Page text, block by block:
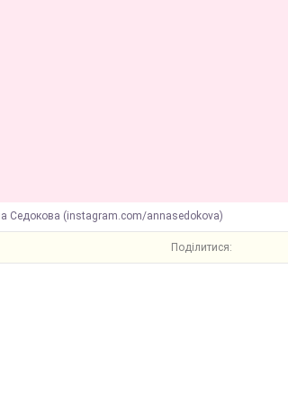
Седокова (instagram.com/annasedokova)
Поділитися: